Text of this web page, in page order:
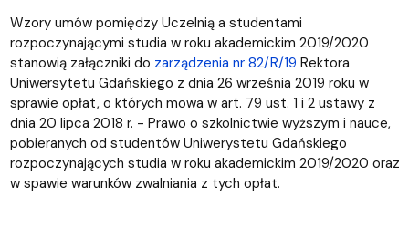
Wzory umów pomiędzy Uczelnią a studentami
rozpoczynającymi studia w roku akademickim 2019/2020
stanowią załączniki do zarządzenia nr 82/R/19 Rektora
Uniwersytetu Gdańskiego z dnia 26 września 2019 roku w
sprawie opłat, o których mowa w art. 79 ust. 1 i 2 ustawy z
dnia 20 lipca 2018 r. - Prawo o szkolnictwie wyższym i nauce,
pobieranych od studentów Uniwerystetu Gdańskiego
rozpoczynających studia w roku akademickim 2019/2020 oraz
w spawie warunków zwalniania z tych opłat.